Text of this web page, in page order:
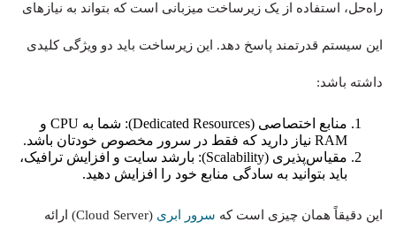
راه‌حل، استفاده از یک زیرساخت میزبانی است که بتواند به نیازهای
این سیستم قدرتمند پاسخ دهد. این زیرساخت باید دو ویژگی کلیدی
داشته باشد:
منابع اختصاصی (Dedicated Resources): شما به CPU و
RAM نیاز دارید که فقط در سرور مخصوص خودتان باشد.
مقیاس‌پذیری (Scalability): بارشد سایت و افزایش ترافیک،
باید بتوانید به سادگی منابع خود را افزایش دهید.
این دقیقاً همان چیزی است که سرور ابری (Cloud Server) ارائه